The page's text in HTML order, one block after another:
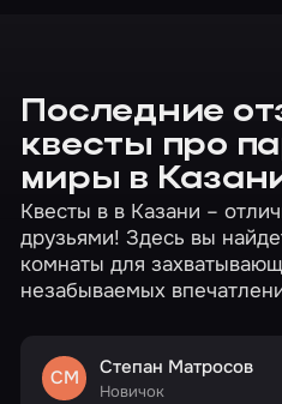
Последние
квесты про
миры в
Квесты в в Казани –
друзьями! Здесь вы
комнаты для
незабываемых
СМ Степан Матросов
Новичок